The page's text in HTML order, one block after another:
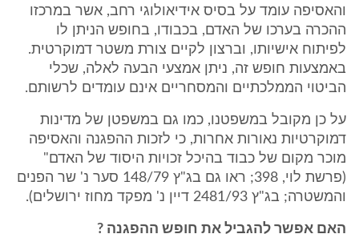
והאסיפה עומד על בסיס אידיאולוגי רחב, אשר במרכזו
ההכרה בערכו של האדם, בכבודו, בחופש הניתן לו
לפיתוח אישיותו, וברצון לקיים צורת משטר דמוקרטית.
באמצעות חופש זה, ניתן אמצעי הבעה לאלה, שכלי
הביטוי הממלכתיים והמסחריים אינם עומדים לרשותם.
על כן מקובל במשפטנו, כמו גם במשפטן של מדינות
דמוקרטיות נאורות אחרות, כי לזכות ההפגנה והאסיפה
מוכר מקום של כבוד בהיכל זכויות היסוד של האדם"
(פרשת לוי, 398; ראו גם בג"ץ 148/79 סער נ' שר הפנים
והמשטרה; בג"ץ 2481/93 דיין נ' מפקד מחוז ירושלים).
האם אפשר להגביל את חופש ההפגנה ?